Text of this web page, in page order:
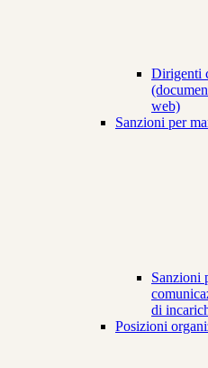
Dirigenti
web)
Sanzioni per
Sanzioni
di
Posizioni